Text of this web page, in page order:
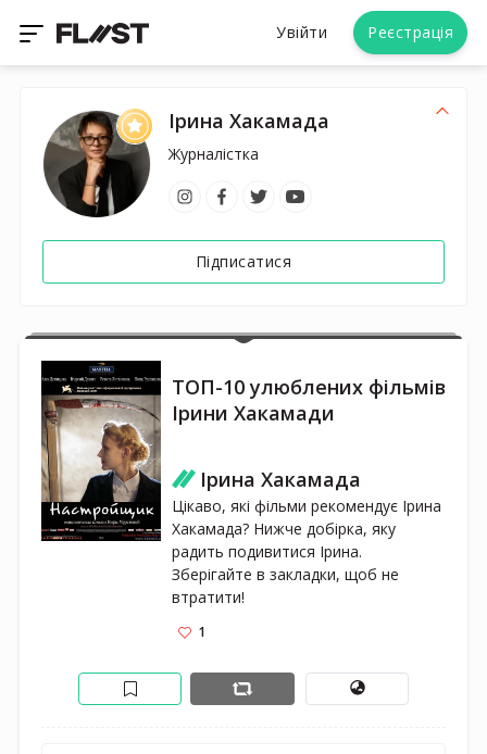
Увійти Реєстрація
Ірина Хакамада
Журналістка
Підписатися
ТОП-10 улюблених фільмів
Ірини Хакамади
Ірина Хакамада
Цікаво, які фільми рекомендує Ірина
Хакамада? Нижче добірка, яку
радить подивитися Ірина.
Зберігайте в закладки, щоб не
втратити!
1